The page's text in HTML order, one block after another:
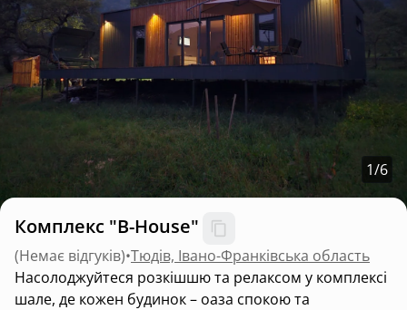
1/6
Комплекс "B-House"
(Немає відгуків)•Тюдів, Івано-Франківська область
Насолоджуйтеся розкішшю та релаксом у комплексі
шале, де кожен будинок – оаза спокою та